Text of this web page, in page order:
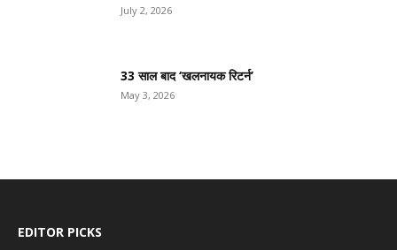
July 2, 2026
33 साल बाद ‘खलनायक रिटर्न’
May 3, 2026
EDITOR PICKS